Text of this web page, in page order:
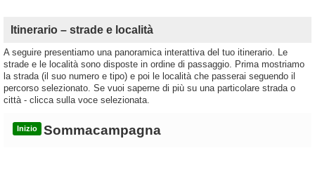
Itinerario – strade e località
A seguire presentiamo una panoramica interattiva del tuo itinerario. Le
strade e le località sono disposte in ordine di passaggio. Prima mostriamo
la strada (il suo numero e tipo) e poi le località che passerai seguendo il
percorso selezionato. Se vuoi saperne di più su una particolare strada o
città - clicca sulla voce selezionata.
Inizio Sommacampagna